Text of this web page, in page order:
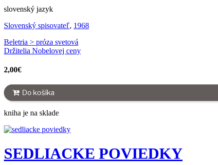
slovenský jazyk
Slovenský spisovateľ, 1968
Beletria > próza svetová
Držitelia Nobelovej ceny
2,00€
Do košíka
kniha je na sklade
SEDLIACKE POVIEDKY